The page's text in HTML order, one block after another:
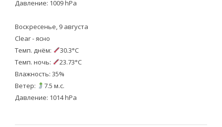
Давление: 1009 hPa
Воскресенье, 9 августа
Clear - ясно
Темп. днём:
30.3°C
Темп. ночь:
23.73°C
Влажность: 35%
Ветер:
7.5 м.с.
Давление: 1014 hPa